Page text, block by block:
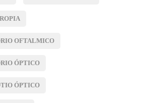
OFTALMICO
ÓPTICO
ÓPTICO